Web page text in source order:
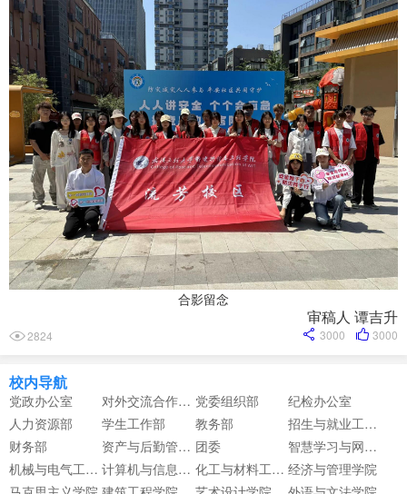
合影留念
审稿人 谭吉升
2824 3000
3000
校内导航
党政办公室 对外交流合作中心 党委组织部
纪检办公室
人力资源部
学生工作部 教务部
招生与就业工作部
财务部
资产与后勤管理部 团委
智慧学习与网络信息中心
机械与电气工程学院
计算机与信息工程学院 化工与材料工程学院 经济与管理学院